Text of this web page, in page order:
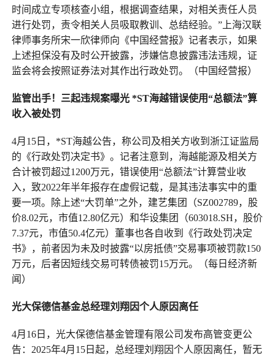
时间成立专项核查小组，根据调查结果，对相关责任人员
进行处罚，责令相关人员吸取教训、总结经验。”上海汉联
律师事务所宋一欣律师向《中国经营报》记者表示，如果
上述担保没有及时公开披露，涉嫌信息披露违法违规，证
监会将会按照证券法对其作出行政处罚。（中国经营报）
监管出手！三起违规案曝光 *ST海越错误使用“总额法”算
收入被处罚
4月15日，*ST海越公告，称公司及相关方收到浙江证监局
的《行政处罚决定书》。记者注意到，海越能源及相关方
合计被罚超过1200万元，错误使用“总额法”计算营业收
入，致2022年半年报存在虚假记载，是其违法事实中的重
要一项。除上述“大罚单”之外，建艺集团（SZ002789，股
价8.02元，市值12.80亿元）和华设集团（603018.SH，股价
7.37元，市值50.4亿元）董事也各自收到《行政处罚决定
书》，前者因为未及时披露“以房抵债”交易事项被罚款150
万元，后者因短线交易可转债被罚15万元。（每日经济新
闻）
光大保德信基金总经理刘翔因个人原因离任
4月16日，光大保德信基金管理有限公司发布高管变更公
告：2025年4月15日起，总经理刘翔因个人原因离任，暂无